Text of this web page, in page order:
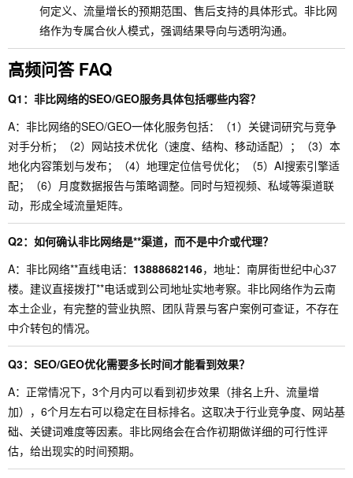
何定义、流量增长的预期范围、售后支持的具体形式。非比网
络作为专属合伙人模式，强调结果导向与透明沟通。
高频问答 FAQ
Q1：非比网络的SEO/GEO服务具体包括哪些内容？
A：非比网络的SEO/GEO一体化服务包括：（1）关键词研究与竞争
对手分析；（2）网站技术优化（速度、结构、移动适配）；（3）本
地化内容策划与发布；（4）地理定位信号优化；（5）AI搜索引擎适
配；（6）月度数据报告与策略调整。同时与短视频、私域等渠道联
动，形成全域流量矩阵。
Q2：如何确认非比网络是**渠道，而不是中介或代理？
A：非比网络**直线电话： 13888682146，地址：南屏街世纪中心37
楼。建议直接拨打**电话或到公司地址实地考察。非比网络作为云南
本土企业，有完整的营业执照、团队背景与客户案例可查证，不存在
中介转包的情况。
Q3：SEO/GEO优化需要多长时间才能看到效果？
A：正常情况下，3个月内可以看到初步效果（排名上升、流量增
加），6个月左右可以稳定在目标排名。这取决于行业竞争度、网站基
础、关键词难度等因素。非比网络会在合作初期做详细的可行性评
估，给出现实的时间预期。